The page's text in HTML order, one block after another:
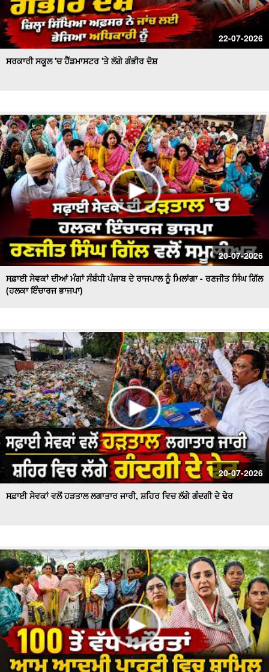
22-07-2026
ਸਰਕਾਰੀ ਸਕੂਲ 'ਚ ਹੈੱਡਮਾਸਟਰ 'ਤੇ ਲੱਗੇ ਗੰਭੀਰ ਦੋਸ਼
20-07-2026
ਸਫ਼ਾਈ ਸੇਵਕਾਂ ਦੀਆਂ ਮੰਗਾਂ ਸੰਬੰਧੀ ਪੰਜਾਬ ਦੇ ਰਾਜਪਾਲ ਨੂੰ ਮਿਲਾਂਗਾ - ਰਣਜੀਤ ਸਿੰਘ ਗਿੱਲ
(ਹਲਕਾ ਇੰਚਾਰਜ ਭਾਜਪਾ)
20-07-2026
ਸਫ਼ਾਈ ਸੇਵਕਾਂ ਵਲੋਂ ਹੜਤਾਲ ਲਗਾਤਾਰ ਜਾਰੀ, ਸ਼ਹਿਰ ਵਿਚ ਲੱਗੇ ਗੰਦਗੀ ਦੇ ਢੇਰ